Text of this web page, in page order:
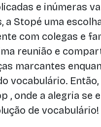
e inúmeras
a Stopé uma
com colegas e
reunião e
marcantes
vocabulário. Então,
, onde a alegria se
de vocabulário!